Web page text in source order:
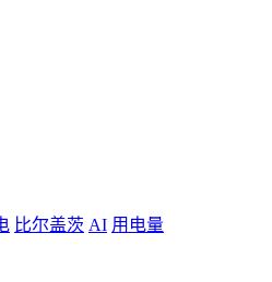
比尔盖茨 AI 用电量